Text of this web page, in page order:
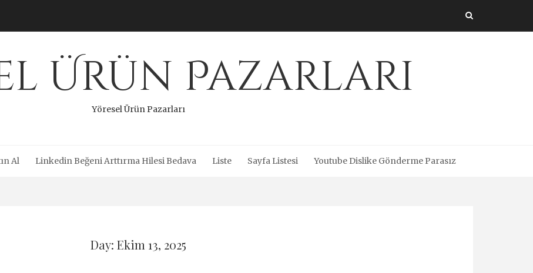
Ürün Pazarları
Yöresel Ürün Pazarları
Al Linkedin Beğeni Arttırma Hilesi Bedava Liste Sayfa Listesi Youtube Dislike Gönderme Parasız
Day: Ekim 13, 2025